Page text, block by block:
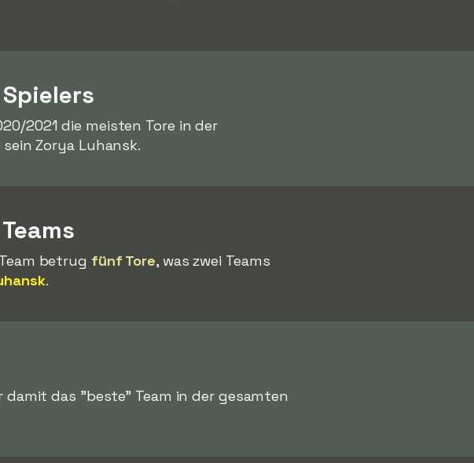
2021 die meisten Tore in der
Zorya Luhansk.
betrug fünf Tore, was zwei Teams
.
damit das "beste" Team in der gesamten